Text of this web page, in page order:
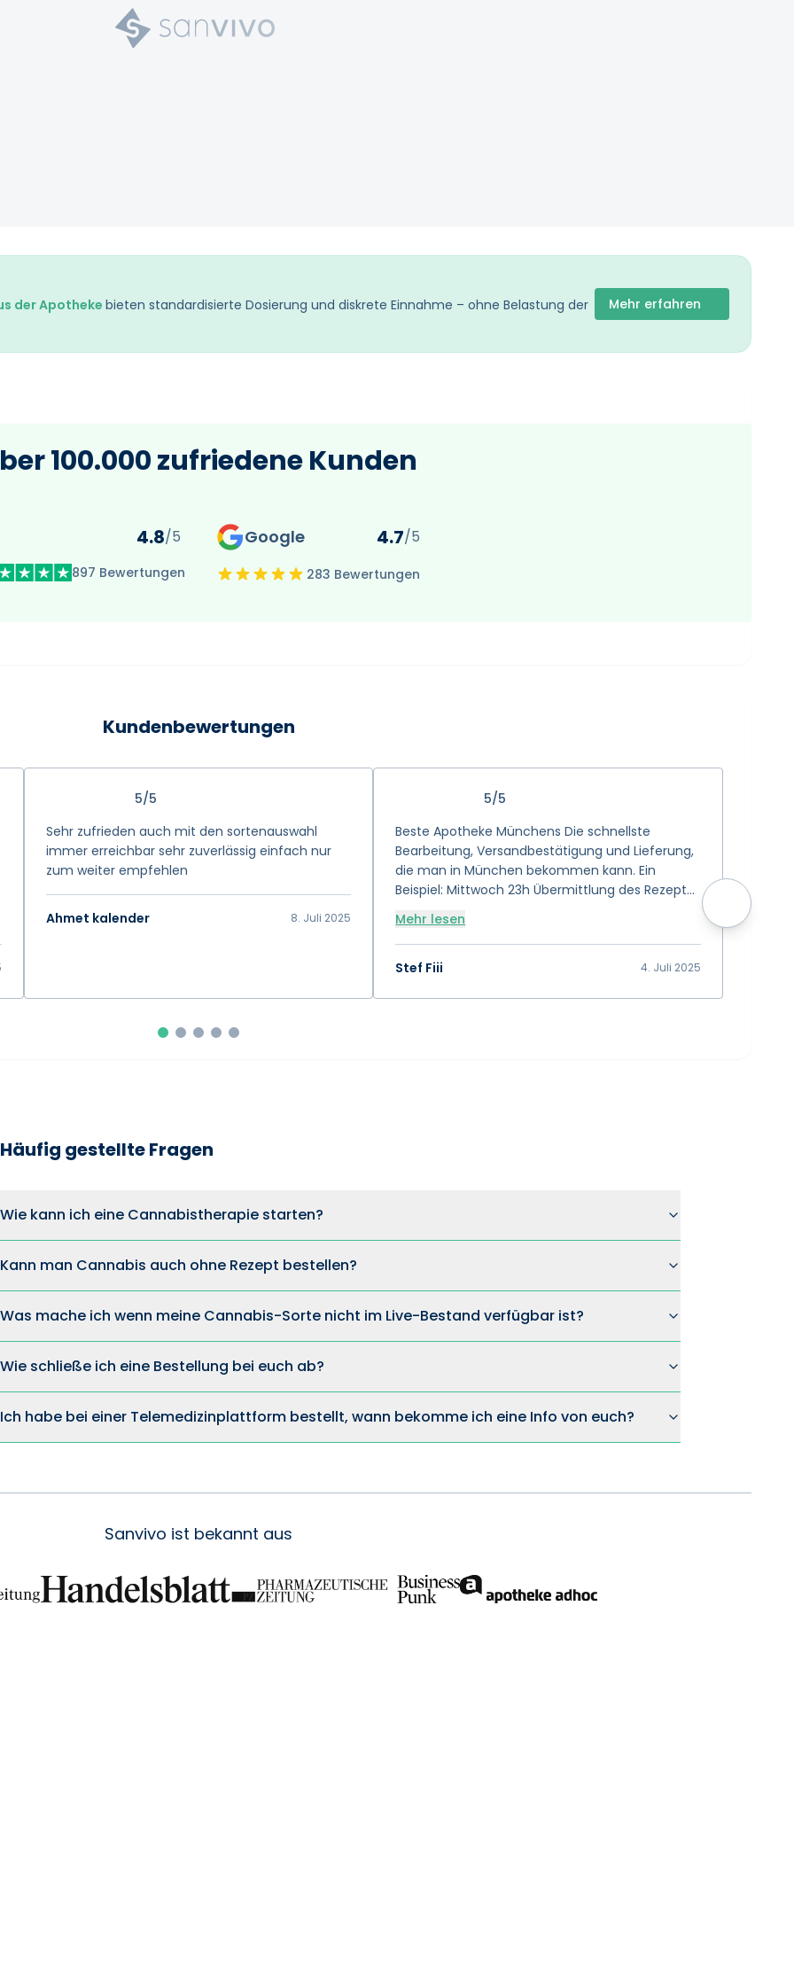
der Apotheke bieten standardisierte Dosierung und diskrete Einnahme – ohne Belastung der Mehr erfahren
100.000 zufriedene Kunden
4.8/5
897 Bewertungen
Google 4.7/5
283 Bewertungen
Kundenbewertungen
5/5
Sehr zufrieden auch mit den sortenauswahl
immer erreichbar sehr zuverlässig einfach nur
zum weiter empfehlen
Ahmet kalender 8. Juli 2025
5/5
Beste Apotheke Münchens Die schnellste
Bearbeitung, Versandbestätigung und Lieferung,
die man in München bekommen kann. Ein
Beispiel: Mittwoch 23h Übermittlung des Rezepts
> Donnerstag 8h Email Bezahl-Link erhalten und
direkt bezahlt > Versandbestätigung Donnerstag,
selber Tag, 11h > Lieferung Freitag 11h mit der
Postbotin 😊 🌟 🌟 🌟 🌟 🌟 🌟 🌟 🌟 🌟 🌟 10 von
Mehr lesen
Stef Fiii 4. Juli 2025
Danke
Mehr
Häufig gestellte Fragen
Wie kann ich eine Cannabistherapie starten?
Kann man Cannabis auch ohne Rezept bestellen?
Was mache ich wenn meine Cannabis-Sorte nicht im Live-Bestand verfügbar ist?
Wie schließe ich eine Bestellung bei euch ab?
Ich habe bei einer Telemedizinplattform bestellt, wann bekomme ich eine Info von euch?
Sanvivo ist bekannt aus